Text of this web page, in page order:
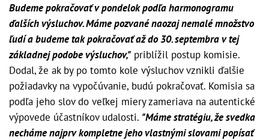
Budeme pokračovať v pondelok podľa harmonogramu
ďalších výsluchov. Máme pozvané naozaj nemalé množstvo
ľudí a budeme tak pokračovať až do 30. septembra v tej
základnej podobe výsluchov," priblížil postup komisie.
Dodal, že ak by po tomto kole výsluchov vznikli ďalšie
požiadavky na vypočúvanie, budú pokračovať. Komisia sa
podľa jeho slov do veľkej miery zameriava na autentické
výpovede účastníkov udalosti. "Máme stratégiu, že svedka
necháme najprv kompletne jeho vlastnými slovami popísať